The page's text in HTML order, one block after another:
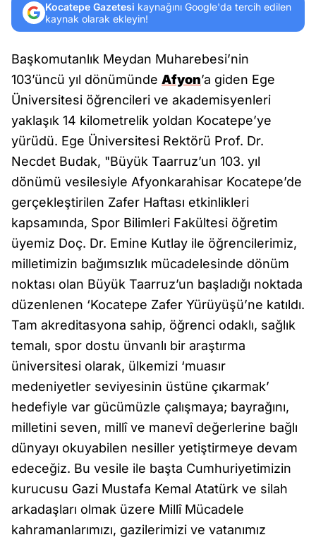
Kocatepe Gazetesi kaynağını Google'da tercih edilen
kaynak olarak ekleyin!
Başkomutanlık Meydan Muharebesi’nin
103’üncü yıl dönümünde Afyon’a giden Ege
Üniversitesi öğrencileri ve akademisyenleri
yaklaşık 14 kilometrelik yoldan Kocatepe’ye
yürüdü. Ege Üniversitesi Rektörü Prof. Dr.
Necdet Budak, "Büyük Taarruz’un 103. yıl
dönümü vesilesiyle Afyonkarahisar Kocatepe’de
gerçekleştirilen Zafer Haftası etkinlikleri
kapsamında, Spor Bilimleri Fakültesi öğretim
üyemiz Doç. Dr. Emine Kutlay ile öğrencilerimiz,
milletimizin bağımsızlık mücadelesinde dönüm
noktası olan Büyük Taarruz’un başladığı noktada
düzenlenen ‘Kocatepe Zafer Yürüyüşü’ne katıldı.
Tam akreditasyona sahip, öğrenci odaklı, sağlık
temalı, spor dostu ünvanlı bir araştırma
üniversitesi olarak, ülkemizi ‘muasır
medeniyetler seviyesinin üstüne çıkarmak’
hedefiyle var gücümüzle çalışmaya; bayrağını,
milletini seven, millî ve manevî değerlerine bağlı
dünyayı okuyabilen nesiller yetiştirmeye devam
edeceğiz. Bu vesile ile başta Cumhuriyetimizin
kurucusu Gazi Mustafa Kemal Atatürk ve silah
arkadaşları olmak üzere Millî Mücadele
kahramanlarımızı, gazilerimizi ve vatanımız